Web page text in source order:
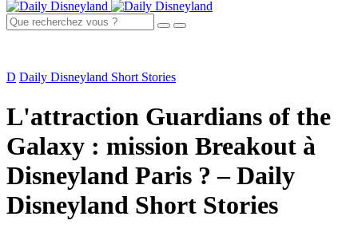
D Daily Disneyland Short Stories
L'attraction Guardians of the
Galaxy : mission Breakout à
Disneyland Paris ? – Daily
Disneyland Short Stories